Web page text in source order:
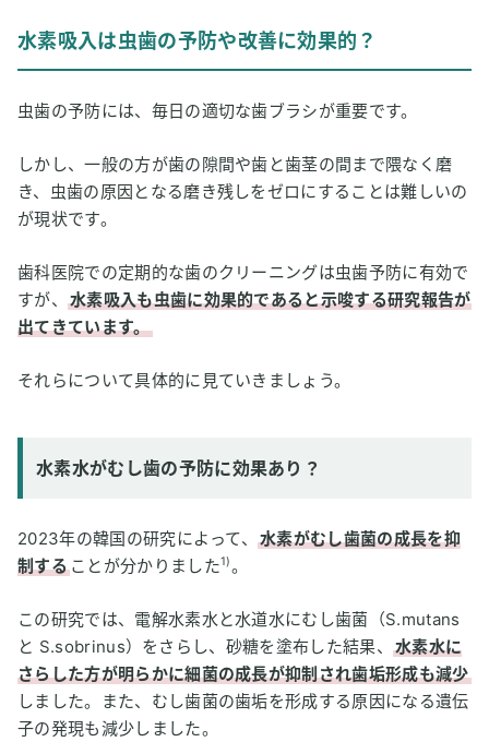
水素吸入は虫歯の予防や改善に効果的？
虫歯の予防には、毎日の適切な歯ブラシが重要です。
しかし、一般の方が歯の隙間や歯と歯茎の間まで隈なく磨
き、虫歯の原因となる磨き残しをゼロにすることは難しいの
が現状です。
歯科医院での定期的な歯のクリーニングは虫歯予防に有効で
すが、
水素吸入も虫歯に効果的であると示唆する研究報告が
出てきています。
それらについて具体的に見ていきましょう。
水素水がむし歯の予防に効果あり？
2023年の韓国の研究によって、水素がむし歯菌の成長を抑
制することが分かりました1)。
この研究では、電解水素水と水道水にむし歯菌（S.mutans
と S.sobrinus）をさらし、砂糖を塗布した結果、
水素水に
さらした方が明らかに細菌の成長が抑制され歯垢形成も減少
しました。また、むし歯菌の歯垢を形成する原因になる遺伝
子の発現も減少しました。